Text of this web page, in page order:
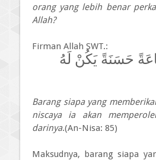
orang yang lebih benar
Allah?
Firman Allah SWT.:
حَسَنَةً يَكُنْ لَهُ
Barang siapa yang
niscaya ia akan
darinya.(An-Nisa: 85)
Maksudnya, barang siapa